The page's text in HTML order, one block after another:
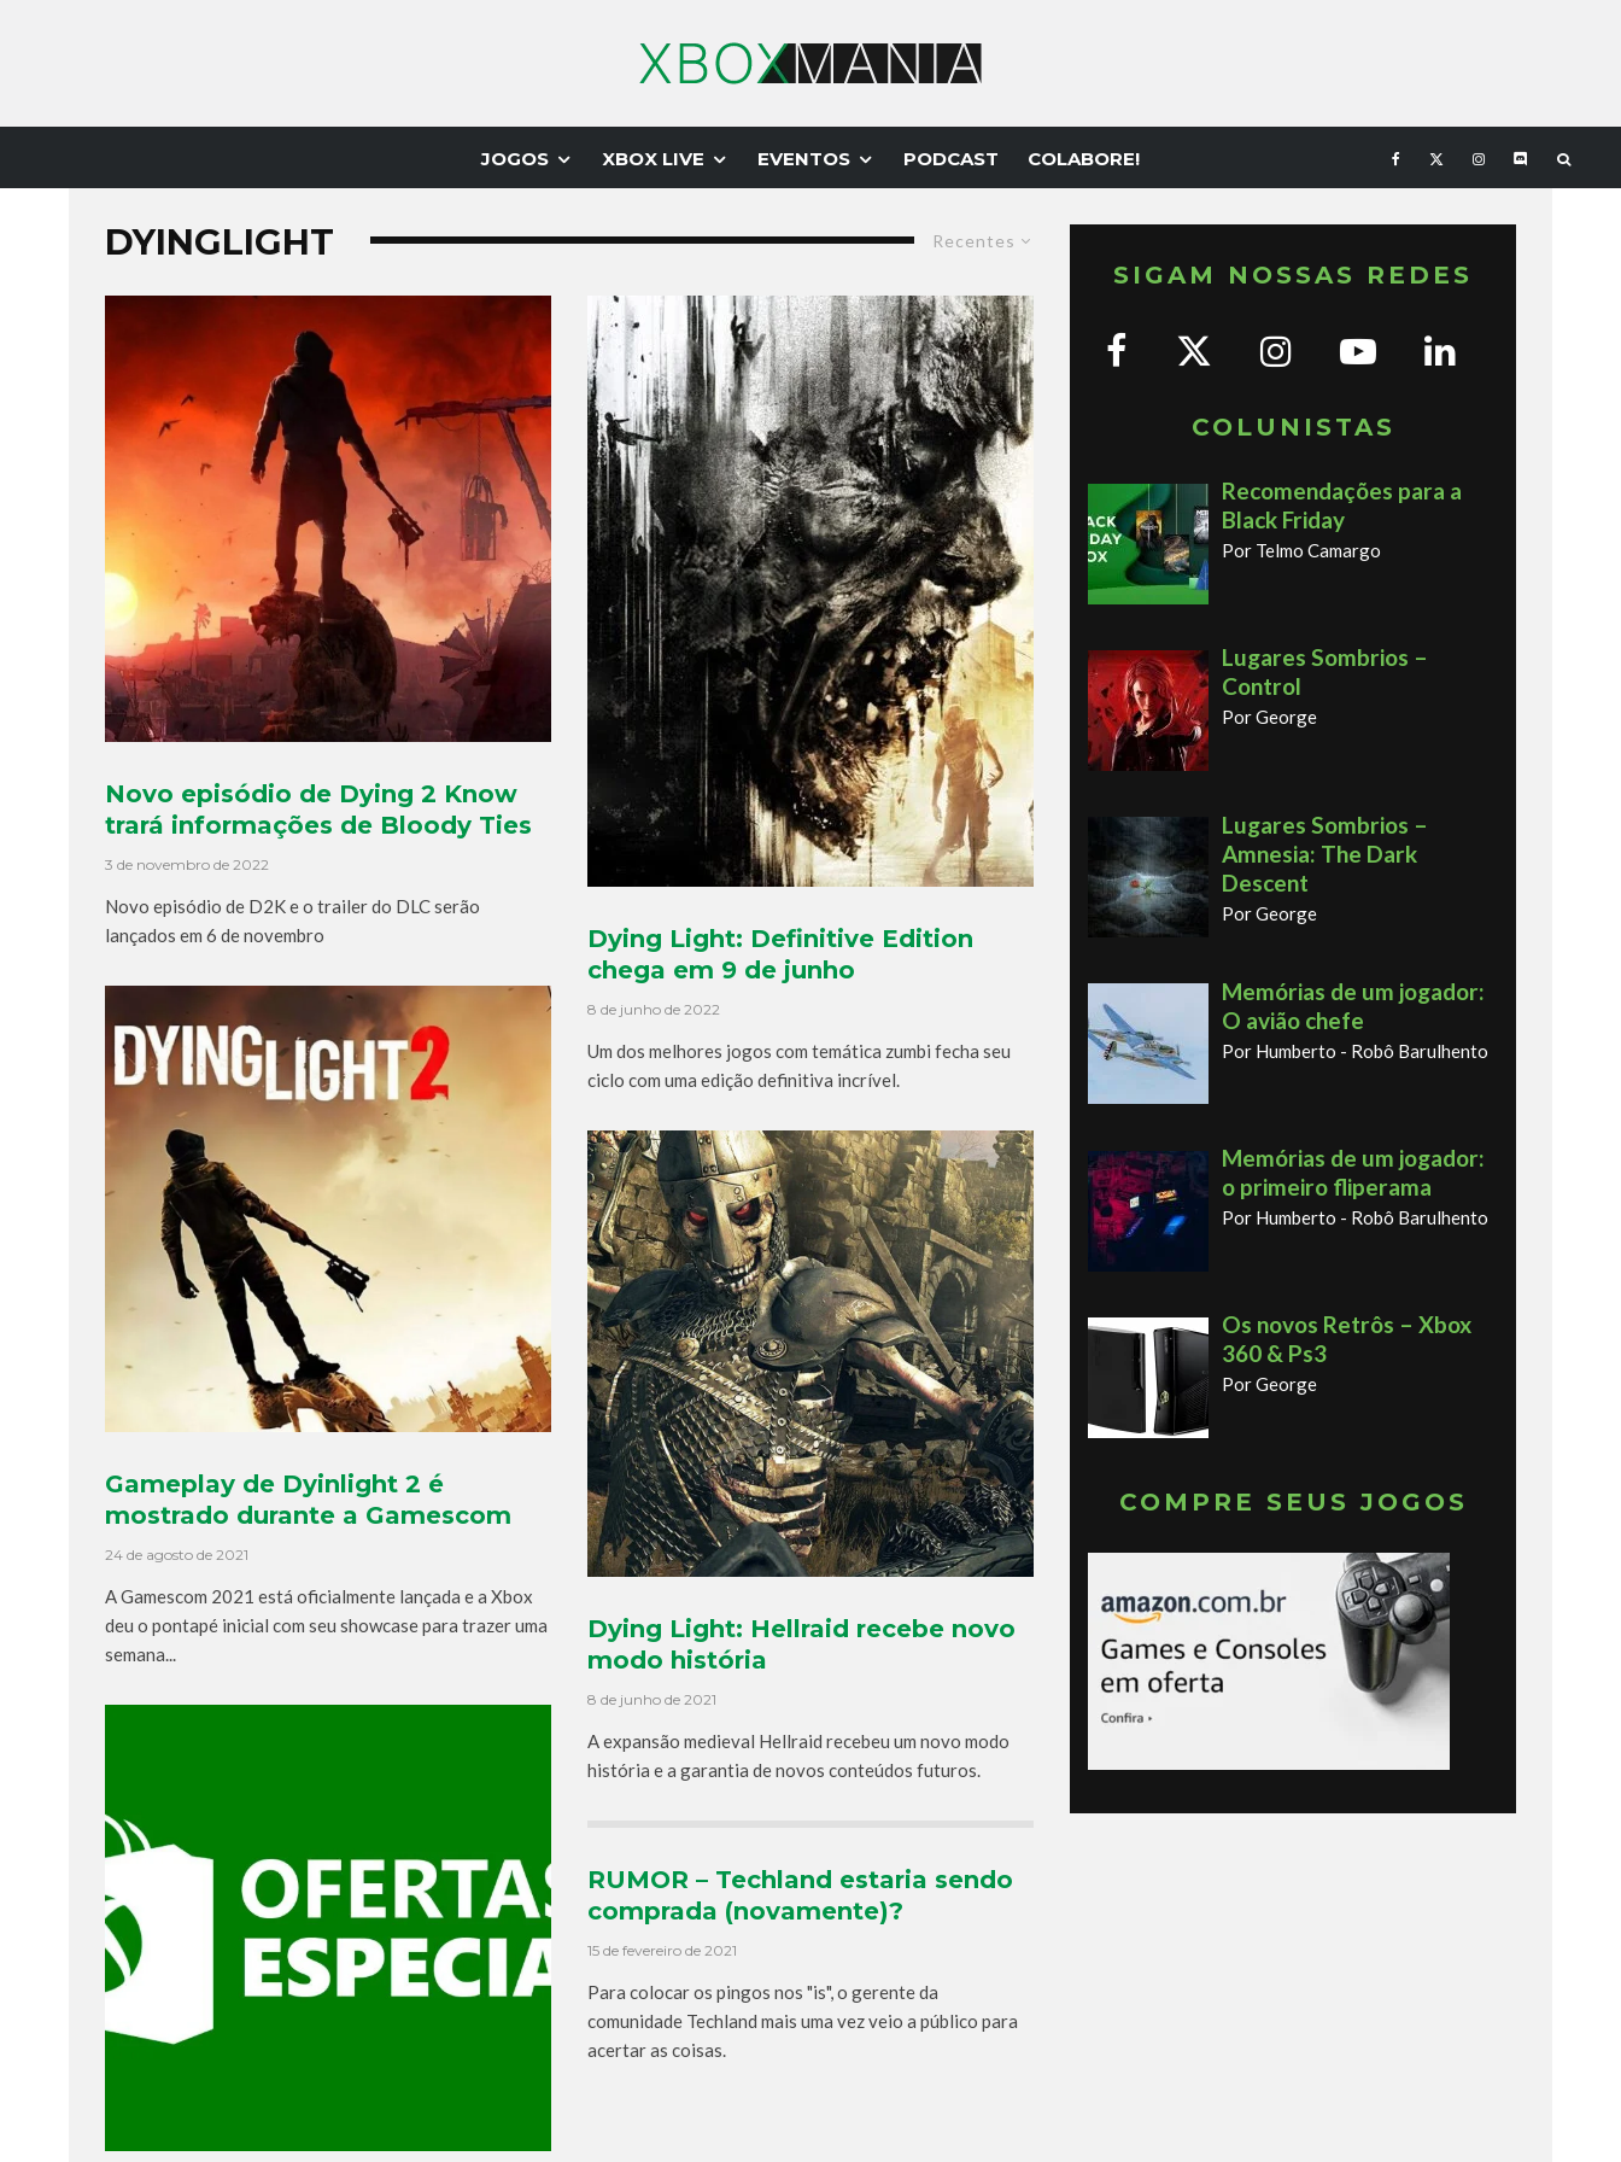
JOGOS XBOX LIVE EVENTOS PODCAST COLABORE!
Recentes
DYINGLIGHT
Novo episódio de Dying 2 Know
trará informações de Bloody Ties
3 de novembro de 2022
Novo episódio de D2K e o trailer do DLC serão
lançados em 6 de novembro
Gameplay de Dyinlight 2 é
mostrado durante a Gamescom
24 de agosto de 2021
A Gamescom 2021 está oficialmente lançada e a Xbox
deu o pontapé inicial com seu showcase para trazer uma
semana...
Dying Light: Definitive Edition
chega em 9 de junho
8 de junho de 2022
Um dos melhores jogos com temática zumbi fecha seu
ciclo com uma edição definitiva incrível.
Dying Light: Hellraid recebe novo
modo história
8 de junho de 2021
A expansão medieval Hellraid recebeu um novo modo
história e a garantia de novos conteúdos futuros.
RUMOR – Techland estaria sendo
comprada (novamente)?
15 de fevereiro de 2021
Para colocar os pingos nos "is", o gerente da
comunidade Techland mais uma vez veio a público para
acertar as coisas.
SIGAM NOSSAS REDES
COLUNISTAS
Recomendações para a
Black Friday
Por Telmo Camargo
Lugares Sombrios –
Control
Por George
Lugares Sombrios –
Amnesia: The Dark
Descent
Por George
Memórias de um jogador:
O avião chefe
Por Humberto - Robô Barulhento
Memórias de um jogador:
o primeiro fliperama
Por Humberto - Robô Barulhento
Os novos Retrôs – Xbox
360 & Ps3
Por George
COMPRE SEUS JOGOS